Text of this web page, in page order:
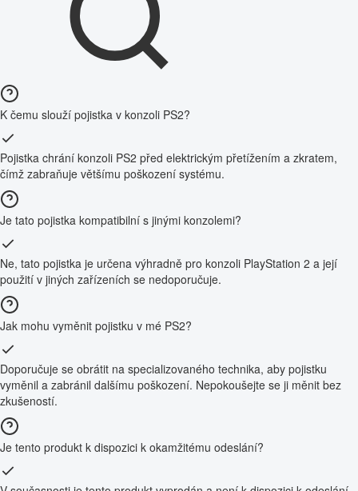
K čemu slouží pojistka v konzoli PS2?
Pojistka chrání konzoli PS2 před elektrickým přetížením a zkratem,
čímž zabraňuje většímu poškození systému.
Je tato pojistka kompatibilní s jinými konzolemi?
Ne, tato pojistka je určena výhradně pro konzoli PlayStation 2 a její
použití v jiných zařízeních se nedoporučuje.
Jak mohu vyměnit pojistku v mé PS2?
Doporučuje se obrátit na specializovaného technika, aby pojistku
vyměnil a zabránil dalšímu poškození. Nepokoušejte se ji měnit bez
zkušeností.
Je tento produkt k dispozici k okamžitému odeslání?